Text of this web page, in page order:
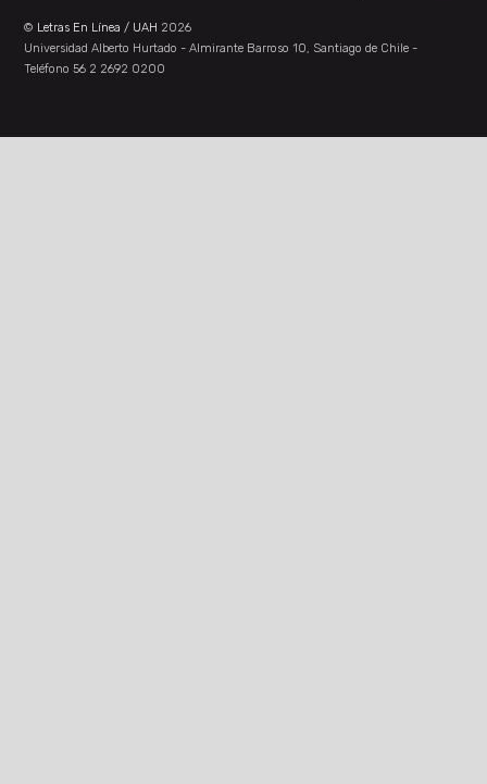
© Letras En Línea / UAH 2026
Universidad Alberto Hurtado - Almirante Barroso 10, Santiago de Chile -
Teléfono 56 2 2692 0200